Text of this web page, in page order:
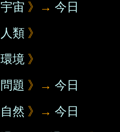
宇宙 》→ 今日
人類 》
環境 》
問題 》→ 今日
自然 》→ 今日